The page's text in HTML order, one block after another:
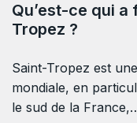
Qu’est-ce qui
Tropez ?
Saint-Tropez est
mondiale, en
le sud de la